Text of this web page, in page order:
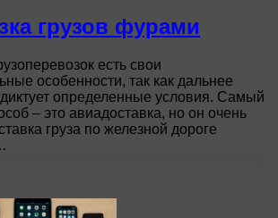
грузов фурами
есть свои
особенности, так как дальнее
определенные условия. Самый
– это авиадоставка, но он очень
груза по железной дороге